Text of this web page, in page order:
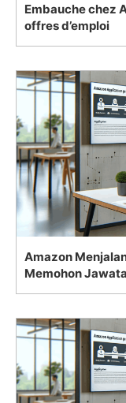
Embauche chez
offres d’emploi
Amazon
Memohon